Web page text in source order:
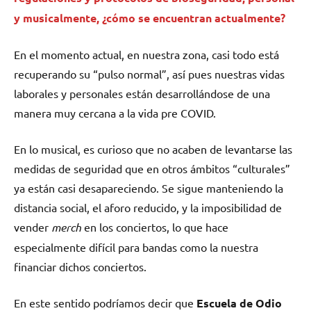
y musicalmente, ¿cómo se encuentran actualmente?
En el momento actual, en nuestra zona, casi todo está
recuperando su “pulso normal”, así pues nuestras vidas
laborales y personales están desarrollándose de una
manera muy cercana a la vida pre COVID.
En lo musical, es curioso que no acaben de levantarse las
medidas de seguridad que en otros ámbitos “culturales”
ya están casi desapareciendo. Se sigue manteniendo la
distancia social, el aforo reducido, y la imposibilidad de
vender merch en los conciertos, lo que hace
especialmente difícil para bandas como la nuestra
financiar dichos conciertos.
En este sentido podríamos decir que Escuela de Odio